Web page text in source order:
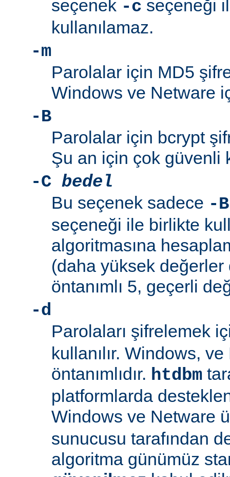
seçenek -c seçeneği
kullanılamaz.
-m
Parolalar için MD5
Windows ve Netware
-B
Parolalar için bcrypt
Şu an için çok güvenli
-C bedel
Bu seçenek sadece -B
seçeneği ile birlikte
algoritmasına
(daha yüksek
öntanımlı 5, geçerli
-d
Parolaları şifrelemek
kullanılır. Windows, ve
öntanımlıdır. htdbm
platformlarda
Windows ve Netware
sunucusu tarafından
algoritma günümüz